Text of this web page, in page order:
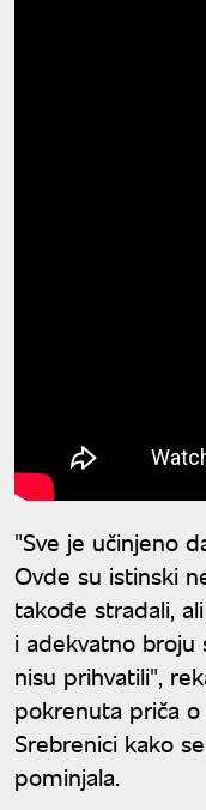
"Sve je učinjeno
Ovde su istinski
takođe stradali,
i adekvatno broju
nisu prihvatili",
pokrenuta priča
Srebrenici kako
pominjala.